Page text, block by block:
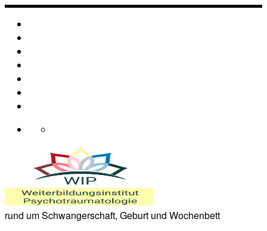
Zum
Inhalt
springen
rund um Schwangerschaft, Geburt und Wochenbett